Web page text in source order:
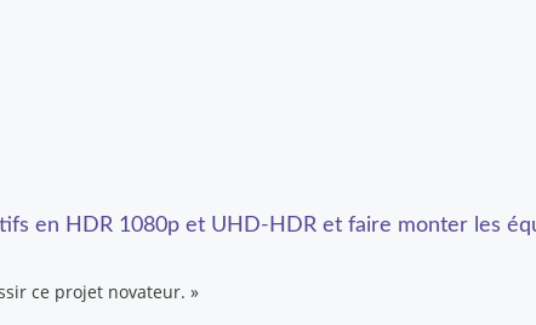
en HDR 1080p et UHD-HDR et faire monter les
ce projet novateur. »